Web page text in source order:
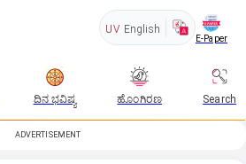
UV English
E-Paper
ದಿನ ಭವಿಷ್ಯ ಹೊಂಗಿರಣ Search
ADVERTISEMENT